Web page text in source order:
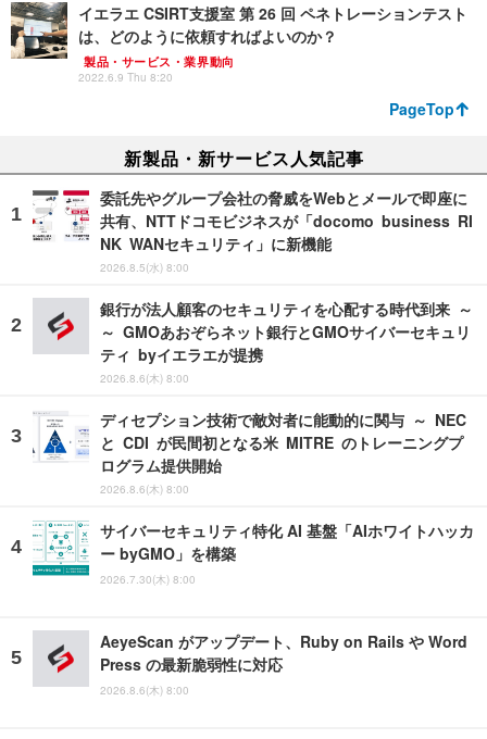
イエラエ CSIRT支援室 第 26 回 ペネトレーションテスト
は、どのように依頼すればよいのか？
製品・サービス・業界動向
2022.6.9 Thu 8:20
PageTop
新製品・新サービス人気記事
委託先やグループ会社の脅威をWebとメールで即座に
共有、NTTドコモビジネスが「docomo business RI
NK WANセキュリティ」に新機能
2026.8.5(水) 8:00
銀行が法人顧客のセキュリティを心配する時代到来 ～
～ GMOあおぞらネット銀行とGMOサイバーセキュリ
ティ byイエラエが提携
2026.8.6(木) 8:00
ディセプション技術で敵対者に能動的に関与 ～ NEC
と CDI が民間初となる米 MITRE のトレーニングプ
ログラム提供開始
2026.8.6(木) 8:00
サイバーセキュリティ特化 AI 基盤「AIホワイトハッカ
ー byGMO」を構築
2026.7.30(木) 8:00
AeyeScan がアップデート、Ruby on Rails や Word
Press の最新脆弱性に対応
2026.8.6(木) 8:00